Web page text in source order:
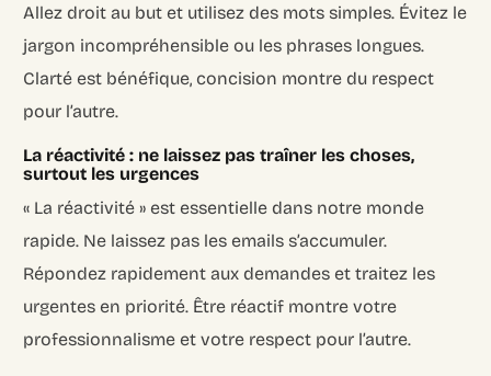
Allez droit au but et utilisez des mots simples. Évitez le
jargon incompréhensible ou les phrases longues.
Clarté est bénéfique, concision montre du respect
pour l’autre.
La réactivité : ne laissez pas traîner les choses,
surtout les urgences
« La réactivité » est essentielle dans notre monde
rapide. Ne laissez pas les emails s’accumuler.
Répondez rapidement aux demandes et traitez les
urgentes en priorité. Être réactif montre votre
professionnalisme et votre respect pour l’autre.